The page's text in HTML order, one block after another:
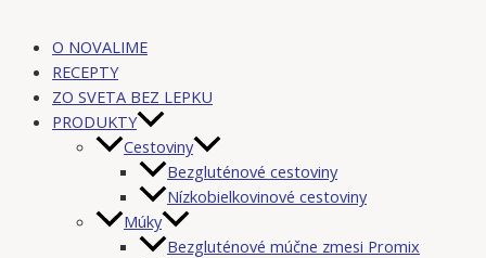
O NOVALIME
RECEPTY
ZO SVETA BEZ LEPKU
PRODUKTY
Cestoviny
Bezgluténové cestoviny
Nízkobielkovinové cestoviny
Múky
Bezgluténové múčne zmesi Promix